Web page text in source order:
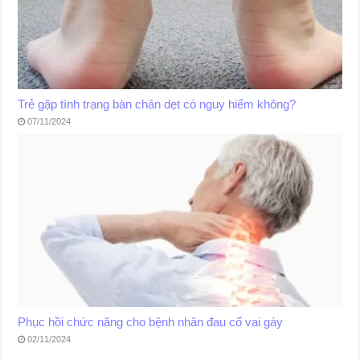
Trẻ gặp tình trạng bàn chân dẹt có nguy hiểm không?
07/11/2024
Phục hồi chức năng cho bệnh nhân đau cổ vai gáy
02/11/2024